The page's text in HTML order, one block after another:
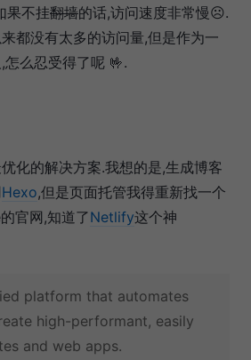
果不挂翻墙的话,访问速度非常慢☹️.
都没有太多的访问量,但是作为一
么忍受得了呢 🤟.
化的解决方案.我想的是,生成博客
Hexo,但是页面托管我得重新找一个
官网,知道了Netlify这个神
platform that automates
high-performant, easily
and web apps.